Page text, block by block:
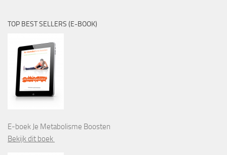
TOP BEST SELLERS (E-BOOK)
E-boek Je Metabolisme Boosten
Bekijk dit boek